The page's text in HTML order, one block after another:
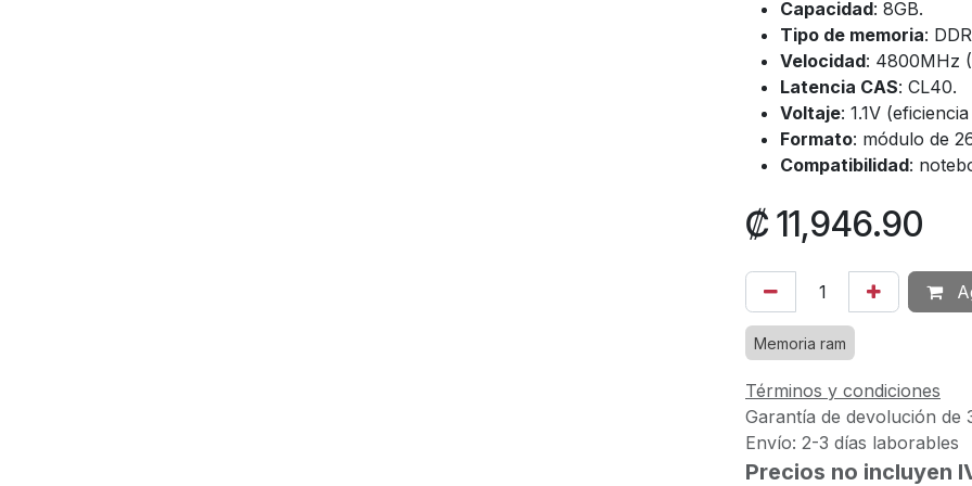
Capacidad: 8GB.
Tipo de memoria:
Velocidad: 4800MHz
Latencia CAS: CL40.
Voltaje: 1.1V
Formato: módulo de
Compatibilidad:
₡ 11,946.90
Memoria ram
Términos y condiciones
Garantía de devolución de
Envío: 2-3 días laborables
Precios no incluyen